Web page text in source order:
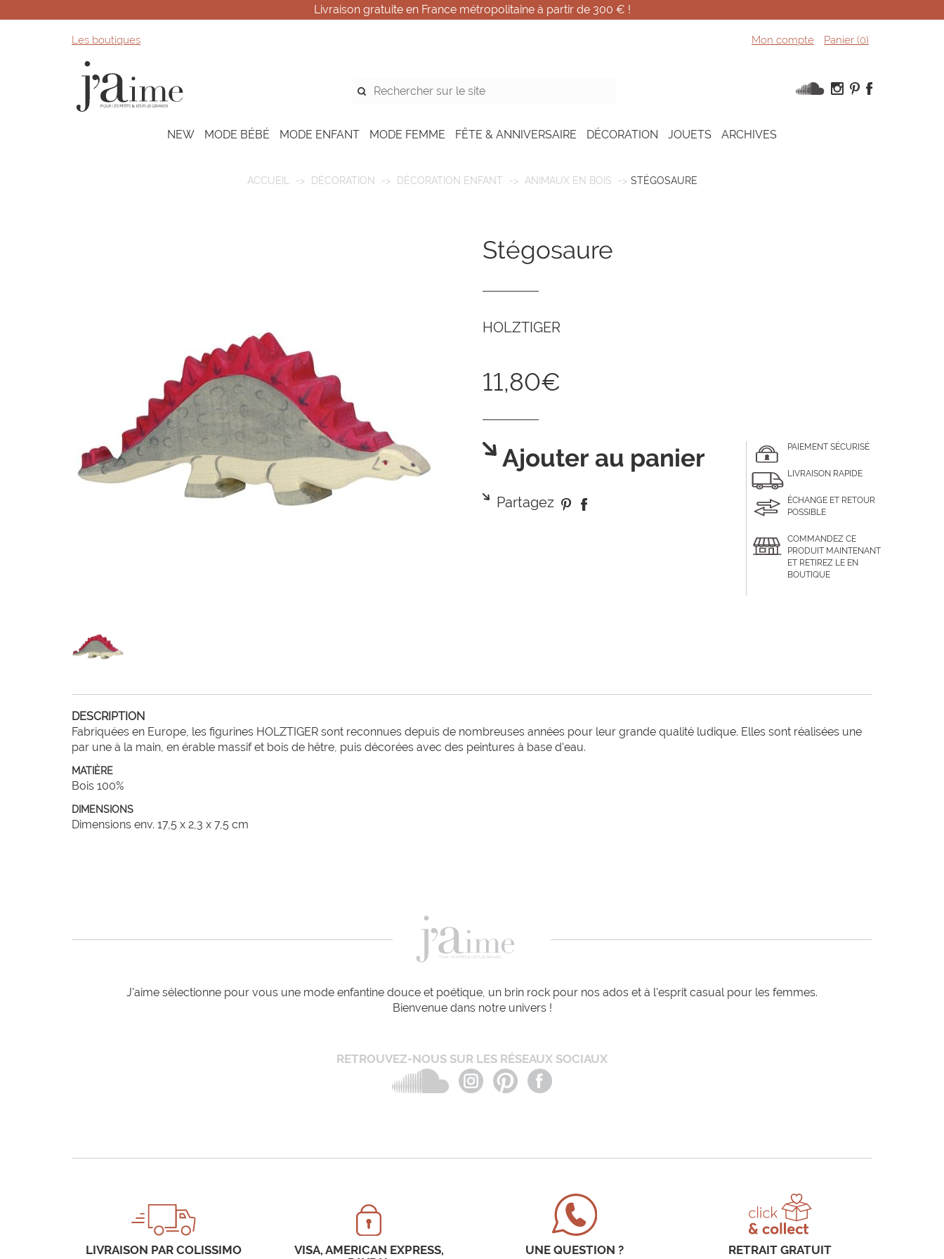
Livraison gratuite en France métropolitaine à partir de 300 € !
Les boutiques Mon compte Panier (0)
NEW MODE BÉBÉ MODE ENFANT MODE FEMME FÊTE & ANNIVERSAIRE DÉCORATION JOUETS ARCHIVES
ACCUEIL DÉCORATION DÉCORATION ENFANT ANIMAUX EN BOIS STÉGOSAURE
stégosaure
HOLZTIGER
11,80€
Ajouter au panier
Partagez
PAIEMENT SÉCURISÉ
LIVRAISON RAPIDE
ÉCHANGE ET RETOUR
POSSIBLE
COMMANDEZ CE
PRODUIT MAINTENANT
ET RETIREZ LE EN
BOUTIQUE
DESCRIPTION
Fabriquées en Europe, les figurines HOLZTIGER sont reconnues depuis de nombreuses années pour leur grande qualité ludique. Elles sont réalisées une
par une à la main, en érable massif et bois de hêtre, puis décorées avec des peintures à base d'eau.
MATIÈRE
Bois 100%
DIMENSIONS
Dimensions env. 17,5 x 2,3 x 7,5 cm
J'aime sélectionne pour vous une mode enfantine douce et poétique, un brin rock pour nos ados et à l'esprit casual pour les femmes.
Bienvenue dans notre univers !
RETROUVEZ-NOUS SUR LES RÉSEAUX SOCIAUX
LIVRAISON PAR COLISSIMO
VISA, AMERICAN EXPRESS,
UNE QUESTION ?
RETRAIT GRATUIT